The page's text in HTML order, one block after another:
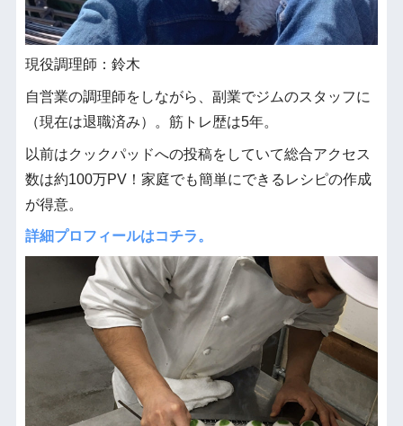
現役調理師：鈴木
自営業の調理師をしながら、副業でジムのスタッフに
（現在は退職済み）。筋トレ歴は5年。
以前はクックパッドへの投稿をしていて総合アクセス
数は約100万PV！家庭でも簡単にできるレシピの作成
が得意。
詳細プロフィールはコチラ。